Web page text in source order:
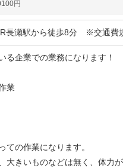
円
長瀬駅から徒歩8分 ※交通費
る企業での業務になります！
業
ての作業になります。
大きいものなどは無く、体力